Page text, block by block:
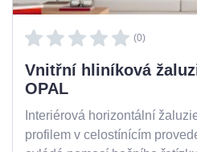
(0)
Vnitřní hliníková
OPAL
Interiérová horizontální
profilem v celostínícím